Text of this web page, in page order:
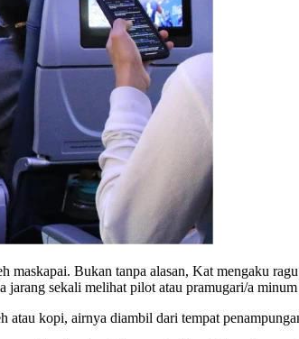
Bukan tanpa alasan, Kat mengaku
sekali melihat pilot atau pramugari/a
kopi, airnya diambil dari tempat